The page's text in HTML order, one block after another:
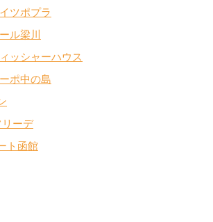
ツポプラ
ル梁川
ッシャーハウス
ポ中の島
リーデ
ト函館